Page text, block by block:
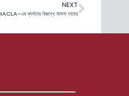
NEXT
এর ব্যর্থতার বিরুদ্ধে মামলা দায়ের